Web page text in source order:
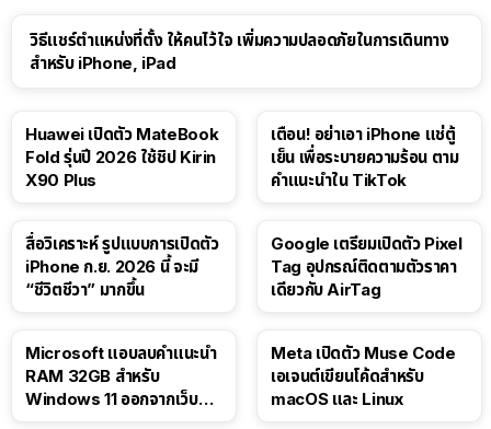
วิธีแชร์ตำแหน่งที่ตั้ง ให้คนไว้ใจ เพิ่มความปลอดภัยในการเดินทาง
สำหรับ iPhone, iPad
Huawei เปิดตัว MateBook
Fold รุ่นปี 2026 ใช้ชิป Kirin
X90 Plus
เตือน! อย่าเอา iPhone แช่ตู้
เย็น เพื่อระบายความร้อน ตาม
คำแนะนำใน TikTok
สื่อวิเคราะห์ รูปแบบการเปิดตัว
iPhone ก.ย. 2026 นี้ จะมี
“ชีวิตชีวา” มากขึ้น
Google เตรียมเปิดตัว Pixel
Tag อุปกรณ์ติดตามตัวราคา
เดียวกับ AirTag
Microsoft แอบลบคำแนะนำ
RAM 32GB สำหรับ
Windows 11 ออกจากเว็บตัว
Meta เปิดตัว Muse Code
เอเจนต์เขียนโค้ดสำหรับ
macOS และ Linux